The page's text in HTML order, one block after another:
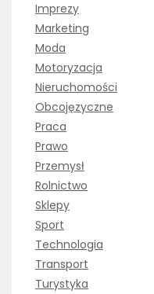
Imprezy
Marketing
Moda
Motoryzacja
Nieruchomości
Obcojęzyczne
Praca
Prawo
Przemysł
Rolnictwo
Sklepy
Sport
Technologia
Transport
Turystyka